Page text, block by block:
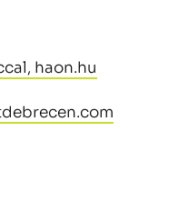
haon.hu